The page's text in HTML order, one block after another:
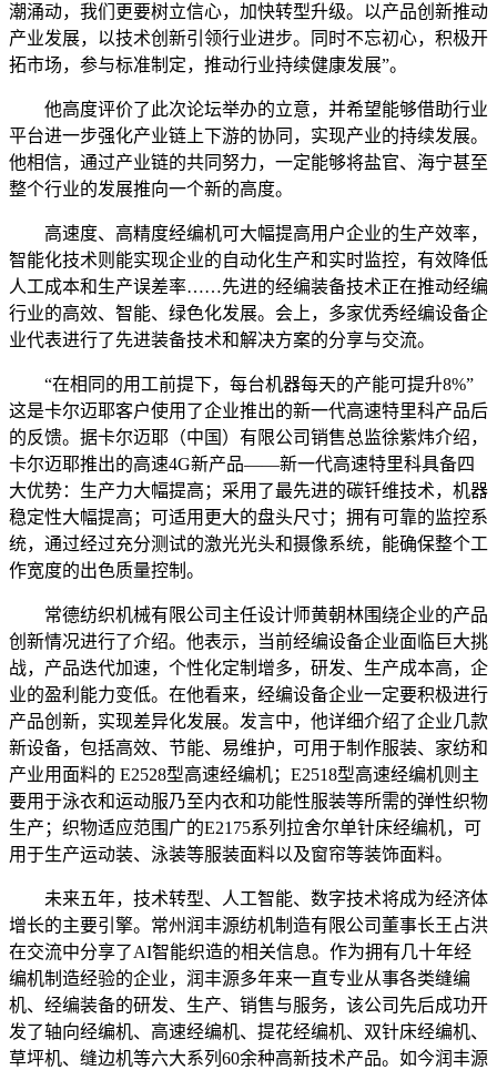
潮涌动，我们更要树立信心，加快转型升级。以产品创新推动
产业发展，以技术创新引领行业进步。同时不忘初心，积极开
拓市场，参与标准制定，推动行业持续健康发展”。
他高度评价了此次论坛举办的立意，并希望能够借助行业
平台进一步强化产业链上下游的协同，实现产业的持续发展。
他相信，通过产业链的共同努力，一定能够将盐官、海宁甚至
整个行业的发展推向一个新的高度。
高速度、高精度经编机可大幅提高用户企业的生产效率，
智能化技术则能实现企业的自动化生产和实时监控，有效降低
人工成本和生产误差率……先进的经编装备技术正在推动经编
行业的高效、智能、绿色化发展。会上，多家优秀经编设备企
业代表进行了先进装备技术和解决方案的分享与交流。
“在相同的用工前提下，每台机器每天的产能可提升8%”
这是卡尔迈耶客户使用了企业推出的新一代高速特里科产品后
的反馈。据卡尔迈耶（中国）有限公司销售总监徐紫炜介绍，
卡尔迈耶推出的高速4G新产品——新一代高速特里科具备四
大优势：生产力大幅提高；采用了最先进的碳钎维技术，机器
稳定性大幅提高；可适用更大的盘头尺寸；拥有可靠的监控系
统，通过经过充分测试的激光光头和摄像系统，能确保整个工
作宽度的出色质量控制。
常德纺织机械有限公司主任设计师黄朝林围绕企业的产品
创新情况进行了介绍。他表示，当前经编设备企业面临巨大挑
战，产品迭代加速，个性化定制增多，研发、生产成本高，企
业的盈利能力变低。在他看来，经编设备企业一定要积极进行
产品创新，实现差异化发展。发言中，他详细介绍了企业几款
新设备，包括高效、节能、易维护，可用于制作服装、家纺和
产业用面料的 E2528型高速经编机；E2518型高速经编机则主
要用于泳衣和运动服乃至内衣和功能性服装等所需的弹性织物
生产；织物适应范围广的E2175系列拉舍尔单针床经编机，可
用于生产运动装、泳装等服装面料以及窗帘等装饰面料。
未来五年，技术转型、人工智能、数字技术将成为经济体
增长的主要引擎。常州润丰源纺机制造有限公司董事长王占洪
在交流中分享了AI智能织造的相关信息。作为拥有几十年经
编机制造经验的企业，润丰源多年来一直专业从事各类缝编
机、经编装备的研发、生产、销售与服务，该公司先后成功开
发了轴向经编机、高速经编机、提花经编机、双针床经编机、
草坪机、缝边机等六大系列60余种高新技术产品。如今润丰源